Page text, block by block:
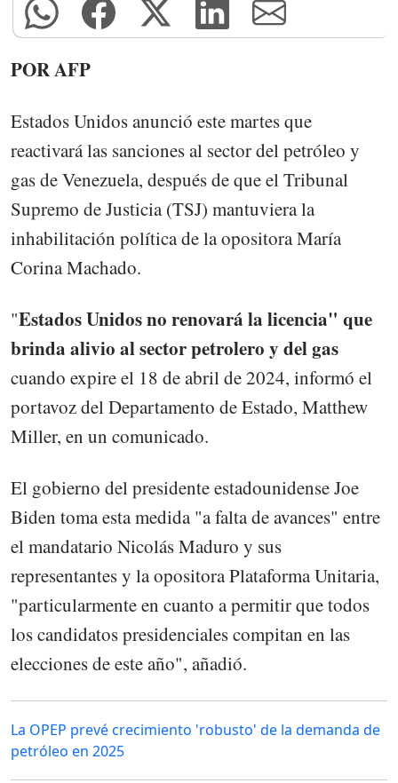
POR AFP
Estados Unidos anunció este martes que
reactivará las sanciones al sector del petróleo y
gas de Venezuela, después de que el Tribunal
Supremo de Justicia (TSJ) mantuviera la
inhabilitación política de la opositora María
Corina Machado.
"Estados Unidos no renovará la licencia" que
brinda alivio al sector petrolero y del gas
cuando expire el 18 de abril de 2024, informó el
portavoz del Departamento de Estado, Matthew
Miller, en un comunicado.
El gobierno del presidente estadounidense Joe
Biden toma esta medida "a falta de avances" entre
el mandatario Nicolás Maduro y sus
representantes y la opositora Plataforma Unitaria,
"particularmente en cuanto a permitir que todos
los candidatos presidenciales compitan en las
elecciones de este año", añadió.
La OPEP prevé crecimiento 'robusto' de la demanda de
petróleo en 2025